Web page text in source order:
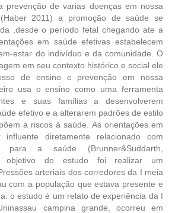
prevenção de varias doenças em nossa
2011) a promoção de saúde se
,desde o período fetal chegando ate a
em saúde efetivas estabelecem
estar do indivíduo e da comunidade. O
em seu contexto histórico e social ele
de ensino e prevenção em nossa
usa o ensino como uma ferramenta
e suas famílias a desenvolverem
efetivo e a alterarem padrões de estilo
a riscos à saúde. As orientações em
diretamente relacionado com
para a saúde (Brunner&Suddarth,
objetivo do estudo foi realizar um
arteriais dos corredores da I meia
com a população que estava presente e
o estudo é um relato de experiência da I
campina grande, ocorreu em